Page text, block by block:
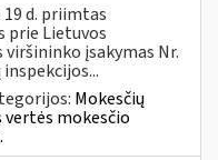
d. priimtas
prie Lietuvos
įsakymas Nr.
Mokesčių
mokesčio